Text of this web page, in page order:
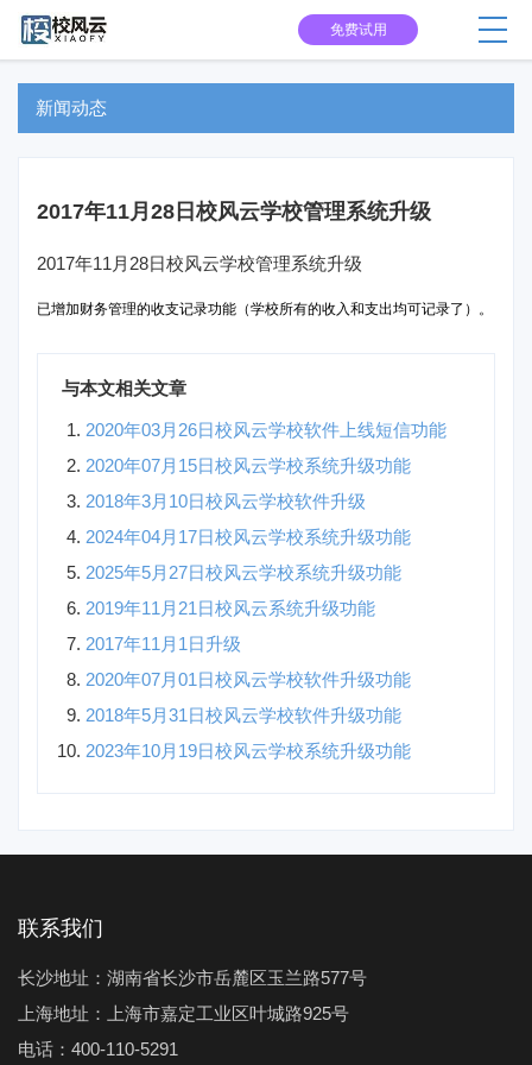
免费试用
新闻动态
2017年11月28日校风云学校管理系统升级
2017年11月28日校风云学校管理系统升级
已增加财务管理的收支记录功能（学校所有的收入和支出均可记录了）。
与本文相关文章
2020年03月26日校风云学校软件上线短信功能
2020年07月15日校风云学校系统升级功能
2018年3月10日校风云学校软件升级
2024年04月17日校风云学校系统升级功能
2025年5月27日校风云学校系统升级功能
2019年11月21日校风云系统升级功能
2017年11月1日升级
2020年07月01日校风云学校软件升级功能
2018年5月31日校风云学校软件升级功能
2023年10月19日校风云学校系统升级功能
联系我们
长沙地址：湖南省长沙市岳麓区玉兰路577号
上海地址：上海市嘉定工业区叶城路925号
电话：400-110-5291